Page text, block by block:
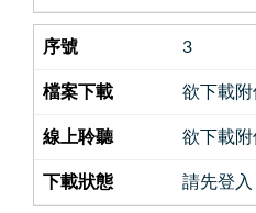
3
欲下載附
欲下載附
請先登入